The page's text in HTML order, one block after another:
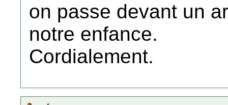
on passe devant un
notre enfance.
Cordialement.